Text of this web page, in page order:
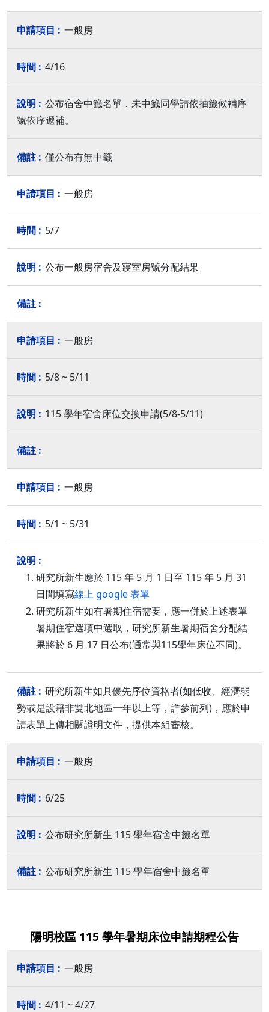
一般房
4/16
公布宿舍中籤名單，未中籤同學請依抽籤候補序
號依序遞補。
僅公布有無中籤
一般房
5/7
公布一般房宿舍及寢室房號分配結果
一般房
5/8 ~ 5/11
115 學年宿舍床位交換申請(5/8-5/11)
一般房
5/1 ~ 5/31
研究所新生應於 115 年 5 月 1 日至 115 年 5 月 31
日間填寫線上 google 表單
研究所新生如有暑期住宿需要，應一併於上述表單
暑期住宿選項中選取，研究所新生暑期宿舍分配結
果將於 6 月 17 日公布(通常與115學年床位不同)。
研究所新生如具優先序位資格者(如低收、經濟弱
勢或是設籍非雙北地區一年以上等，詳參前列)，應於申
請表單上傳相關證明文件，提供本組審核。
一般房
6/25
公布研究所新生 115 學年宿舍中籤名單
公布研究所新生 115 學年宿舍中籤名單
陽明校區 115 學年暑期床位申請期程公告
一般房
4/11 ~ 4/27